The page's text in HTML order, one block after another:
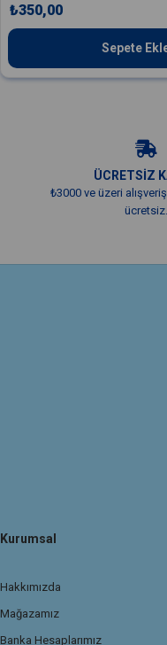
₺350,00
Sepete
ÜCRETSİZ
₺3000 ve üzeri
ücretsiz.
Kurumsal
Hakkımızda
Mağazamız
Banka Hesaplarımız